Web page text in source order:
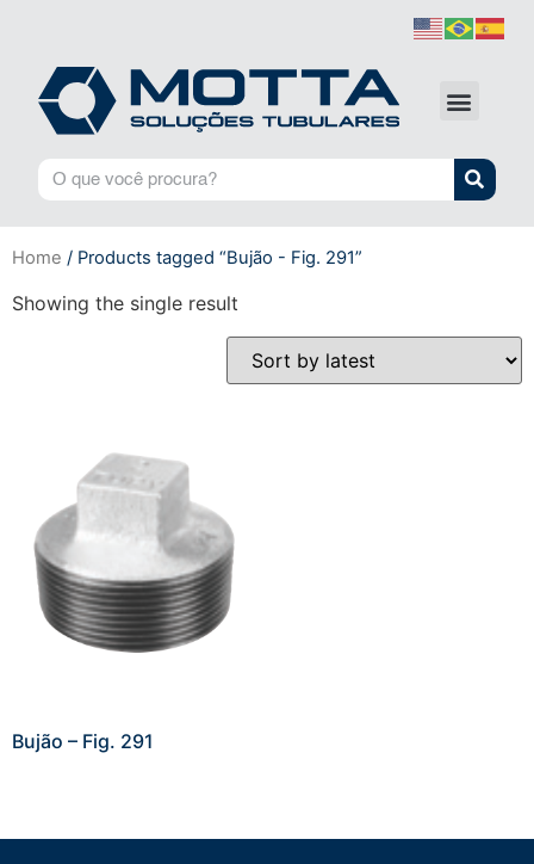
Home / Products tagged “Bujão - Fig. 291”
Showing the single result
Bujão – Fig. 291